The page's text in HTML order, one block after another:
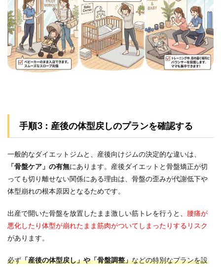
手順3：産後の体型戻しのプランを確認する
一般的なダイエットジムと、産後向けジムの決定的な違いは、
「骨盤ケア」の有無にあります。産後ダイエットと骨盤矯正が切
っても切り離せない関係にある理由は、骨盤の歪みが代謝低下や
体型崩れの根本原因となるためです。
出産で開いた骨盤を放置したまま激しい筋トレを行うと、 腰痛が
悪化したり体型が崩れたまま筋肉がついてしまったりするリスク
があります。
必ず「産後の体型戻し」や「骨盤調整」などの特別なプランを設